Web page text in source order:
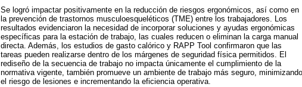
Se logró impactar positivamente en la reducción de riesgos ergonómicos, así como en
la prevención de trastornos musculoesqueléticos (TME) entre los trabajadores. Los
resultados evidenciaron la necesidad de incorporar soluciones y ayudas ergonómicas
específicas para la estación de trabajo, las cuales reducen o eliminan la carga manual
directa. Además, los estudios de gasto calórico y RAPP Tool confirmaron que las
tareas pueden realizarse dentro de los márgenes de seguridad física permitidos. El
rediseño de la secuencia de trabajo no impacta únicamente el cumplimiento de la
normativa vigente, también promueve un ambiente de trabajo más seguro, minimizando
el riesgo de lesiones e incrementando la eficiencia operativa.